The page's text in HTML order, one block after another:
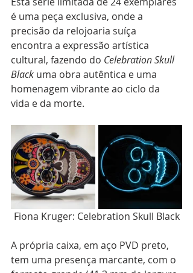
é uma peça exclusiva, onde a
precisão da relojoaria suíça
encontra a expressão artística
cultural, fazendo do Celebration Skull
Black uma obra autêntica e uma
homenagem vibrante ao ciclo da
vida e da morte.
Fiona Kruger: Celebration Skull Black
A própria caixa, em aço PVD preto,
tem uma presença marcante, com o